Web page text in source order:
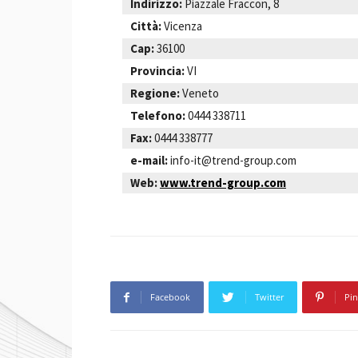
Indirizzo: Piazzale Fraccon, 8
Città:Vicenza
Cap:36100
Provincia:VI
Regione:Veneto
Telefono:0444 338711
Fax:0444 338777
e-mail:info-it@trend-group.com
Web:www.trend-group.com
Facebook Twitter